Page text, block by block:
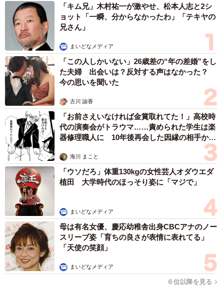
「キム兄」木村祐一が激やせ、松本人志と2シ
ョット「一瞬、分からなかったわ」「テキヤの
兄さん」
まいどなメディア
「この人しかいない」26歳差の“年の差婚”をし
た夫婦 出会いは？反対する声はなかった？
今の思いを聞いた
古川 諭香
「お前さえいなければ金賞取れてた！」高校時
代の演奏会がトラウマ……責められた学生は楽
器修理職人に 10年後再会した因縁の相手から
海川 まこと
「ウソだろ」体重130kgの女性芸人オダウエダ
植田 大学時代のほっそり姿に「マジで」
まいどなメディア
母は有名女優、慶応幼稚舎出身CBCアナのノー
スリーブ姿「育ちの良さが表情に表れてる」
「天使の笑顔」
まいどなメディア
６位以降を見る